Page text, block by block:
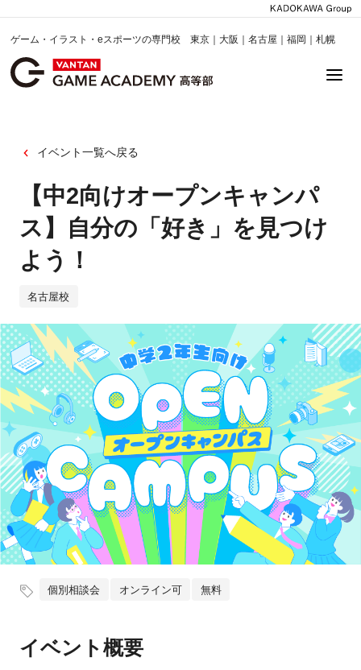
ゲーム・イラスト・eスポーツの専門校 東京｜大阪｜名古屋｜福岡｜札幌
イベント一覧へ戻る
【中2向けオープンキャンパ
ス】自分の「好き」を見つけ
よう！
名古屋校
個別相談会 オンライン可 無料
イベント概要